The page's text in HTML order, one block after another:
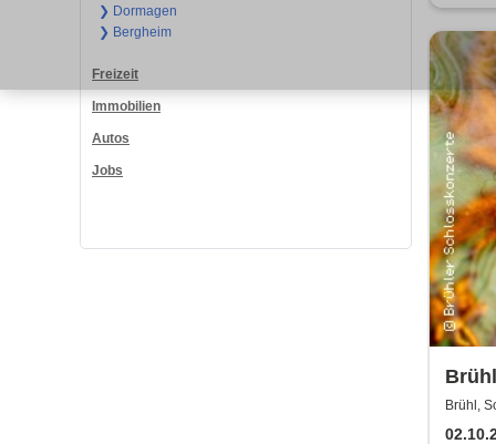
❯ Dormagen
❯ Bergheim
Freizeit
Immobilien
Autos
Jobs
Brühl,